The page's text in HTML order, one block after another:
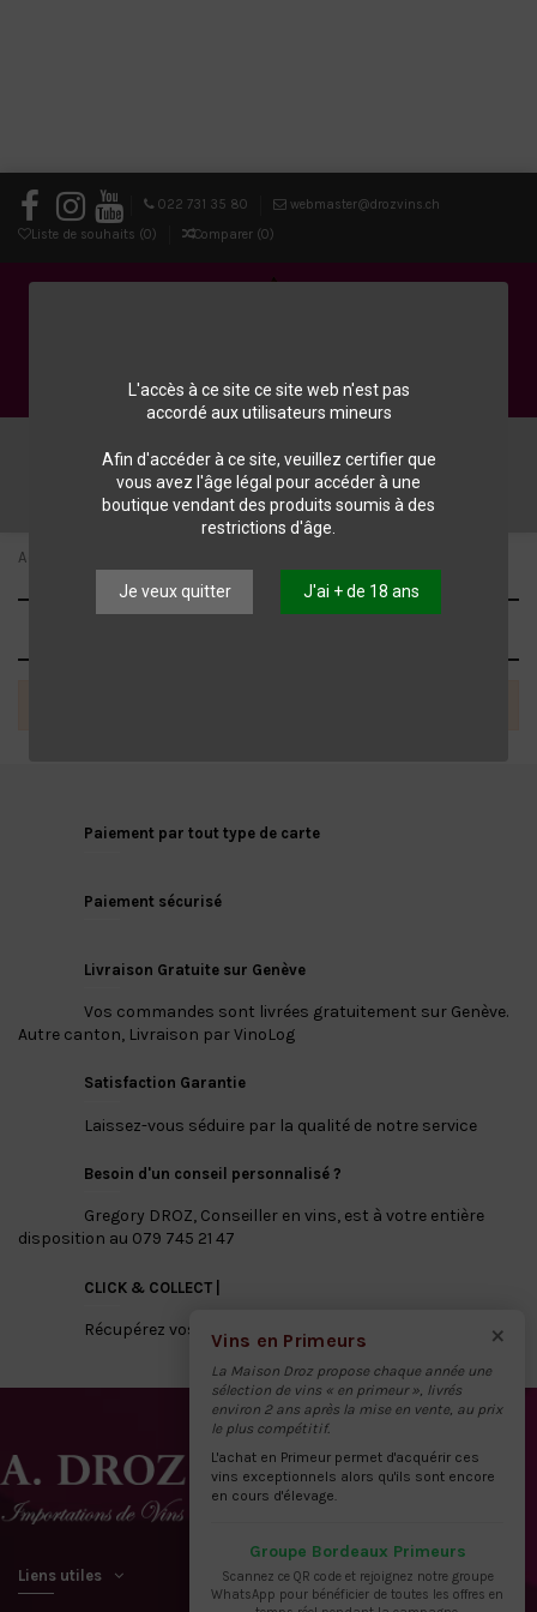
L'accès à ce site ce site web n'est pas
accordé aux utilisateurs mineurs
Afin d'accéder à ce site, veuillez certifier que
vous avez l'âge légal pour accéder à une
boutique vendant des produits soumis à des
restrictions d'âge.
Je veux quitter J'ai + de 18 ans
022 731 35 80
webmaster@drozvins.ch
Liste de souhaits (0) Comparer (0)
Chercher Connexion
Accueil
Liste des produits par marque Feudo
Paiement par tout type de carte
Paiement sécurisé
Livraison Gratuite sur Genève
Vos commandes sont livrées gratuitement sur Genève.
Autre canton, Livraison par VinoLog
Satisfaction Garantie
Laissez-vous séduire par la qualité de notre service
Besoin d'un conseil personnalisé ?
Gregory DROZ, Conseiller en vins, est à votre entière
disposition au 079 745 21 47
CLICK & COLLECT |
Récupérez vos vins directement à notre dépôt
Liens utiles
×
Vins en Primeurs
La Maison Droz propose chaque année une
sélection de vins « en primeur », livrés
environ 2 ans après la mise en vente, au prix
le plus compétitif.
L'achat en Primeur permet d'acquérir ces
vins exceptionnels alors qu'ils sont encore
en cours d'élevage.
Groupe Bordeaux Primeurs
Scannez ce QR code et rejoignez notre groupe
WhatsApp pour bénéficier de toutes les offres en